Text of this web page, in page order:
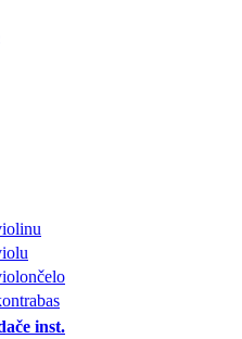
inst.